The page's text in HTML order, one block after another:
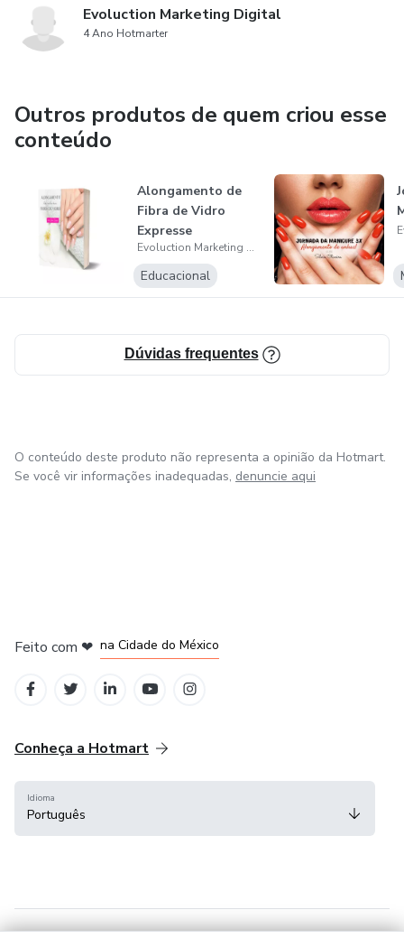
Evoluction Marketing Digital
4 Ano Hotmarter
Outros produtos de quem criou esse
conteúdo
Alongamento de
Fibra de Vidro
Expresse
Evoluction Marketing Digital
Educacional
Dúvidas frequentes
O conteúdo deste produto não representa a opinião da Hotmart.
Se você vir informações inadequadas, denuncie aqui
Feito com ❤ na Cidade do México
Conheça a Hotmart
Idioma
Português